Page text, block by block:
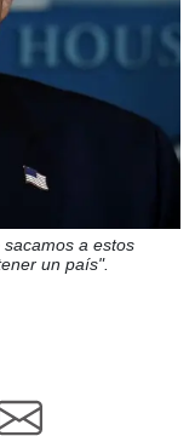
a estos
un país".